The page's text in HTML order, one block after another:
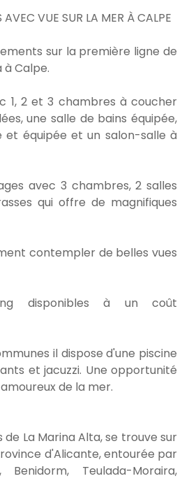
AVEC VUE SUR LA MER À CALPE
sur la première ligne de
à Calpe.
1, 2 et 3 chambres à coucher
une salle de bains équipée,
et équipée et un salon-salle à
avec 3 chambres, 2 salles
qui offre de magnifiques
contempler de belles vues
disponibles à un coût
il dispose d'une piscine
et jacuzzi. Une opportunité
de la mer.
de La Marina Alta, se trouve sur
d'Alicante, entourée par
Teulada-Moraira,